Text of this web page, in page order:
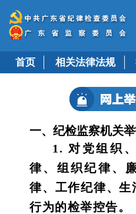
首页 相关法律法规
一、纪检监察机关
1. 对党组织
律、组织纪律、
律、工作纪律、
行为的检举控告。